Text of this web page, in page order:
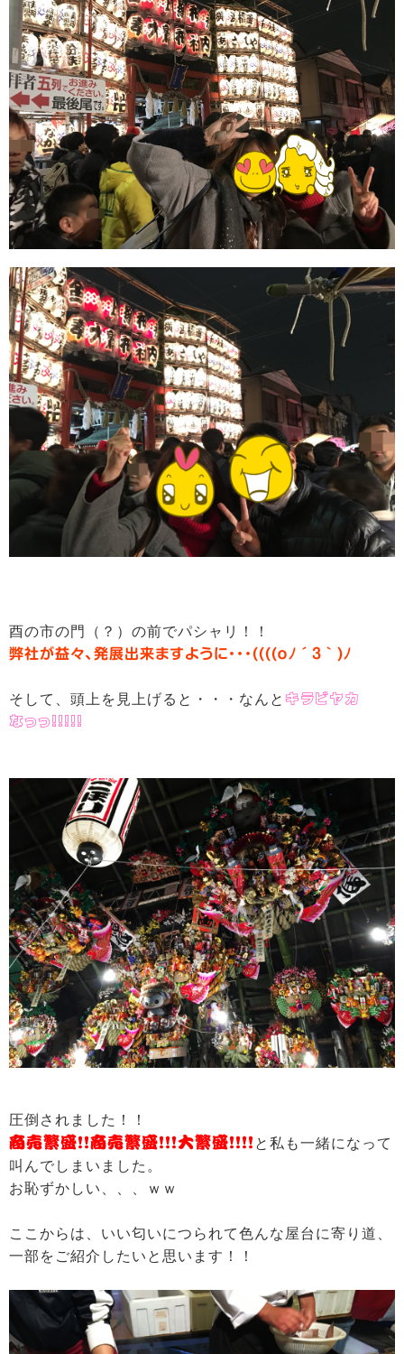
酉の市の門（？）の前でパシャリ！！
弊社が益々、発展出来ますように・・・((((ｏﾉ´3｀)ﾉ
そして、頭上を見上げると・・・なんと キラビヤカ
なっっ！！！！！
圧倒されました！！
商売繁盛！！商売繁盛！！！大繁盛！！！！ と私も一緒になって
叫んでしまいました。
お恥ずかしい、、、ｗｗ
ここからは、いい匂いにつられて色んな屋台に寄り道、
一部をご紹介したいと思います！！